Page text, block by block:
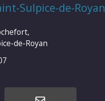
Sulpice-de-Royan
de-Royan